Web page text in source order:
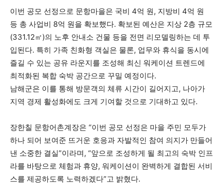
이번 공모 선정으로 문항마을은 국비 4억 원, 지방비 4억 원
등 총 사업비 8억 원을 확보했다. 확보된 예산은 지상 2층 규모
(331.12㎡)의 노후 안내소 건물 등을 전면 리모델링하는 데 투
입된다. 특히 가족 친화형 객실은 물론, 업무와 휴식을 동시에
즐길 수 있는 공유 라운지를 조성해 최신 워케이션 트렌드에
최적화된 복합 숙박 공간으로 꾸밀 예정이다.
남해군은 이를 통해 방문객의 체류 시간이 길어지고, 나아가
지역 경제 활성화에도 크게 기여할 것으로 기대하고 있다.
장한칠 문항어촌계장은 “이번 공모 선정은 마을 주민 모두가
하나 되어 보여준 뜨거운 호응과 자발적인 참여 의지가 만들어
낸 소중한 결실”이라며, “앞으로 조성하게 될 최고의 숙박 인프
라를 바탕으로 체험과 휴양, 워케이션이 완벽하게 결합된 서비
스를 제공하도록 노력하겠다”고 밝혔다.